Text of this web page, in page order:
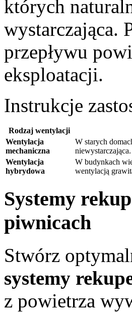
których
wystarczająca.
przepływu
eksploatacji.
Instrukcje
Rodzaj wentylacji
Wentylacja
mechaniczna
W starych
niewystarczająca.
Wentylacja
hybrydowa
W budynkach
wentylacją
Systemy
piwnicach
Stwórz
systemy
z powietrza